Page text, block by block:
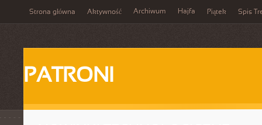
Strona główna Aktywność Archiwum Hajfa Piątek Spis
PATRONI